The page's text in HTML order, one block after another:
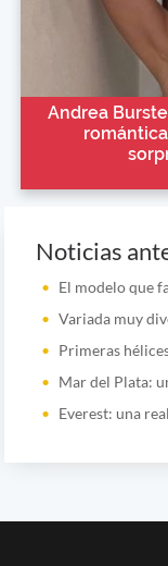
Andrea
Noticias
El modelo que
Variada muy
Primeras
Mar del Plata:
Everest: una